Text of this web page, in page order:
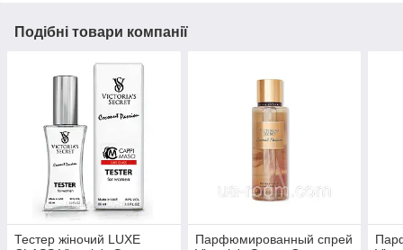
Подібні товари компанії
Тестер жіночий LUXE
Парфюмированный спрей